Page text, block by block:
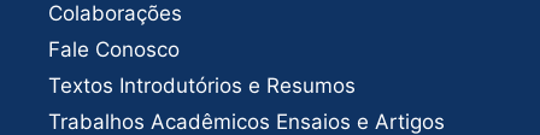
Colaborações
Fale Conosco
Textos Introdutórios e Resumos
Trabalhos Acadêmicos Ensaios e Artigos